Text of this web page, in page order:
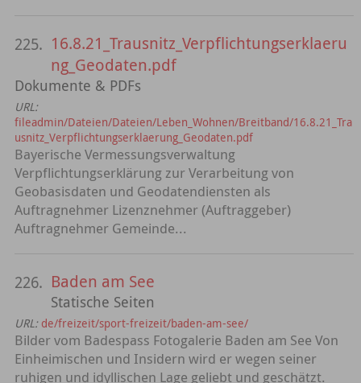
225. 16.8.21_Trausnitz_Verpflichtungserklaeru
ng_Geodaten.pdf
Dokumente & PDFs
URL:
fileadmin/Dateien/Dateien/Leben_Wohnen/Breitband/16.8.21_Tra
usnitz_Verpflichtungserklaerung_Geodaten.pdf
Bayerische Vermessungsverwaltung
Verpflichtungserklärung zur Verarbeitung von
Geobasisdaten und Geodatendiensten als
Auftragnehmer Lizenznehmer (Auftraggeber)
Auftragnehmer Gemeinde...
226. Baden am See
Statische Seiten
URL: de/freizeit/sport-freizeit/baden-am-see/
Bilder vom Badespass Fotogalerie Baden am See Von
Einheimischen und Insidern wird er wegen seiner
ruhigen und idyllischen Lage geliebt und geschätzt.